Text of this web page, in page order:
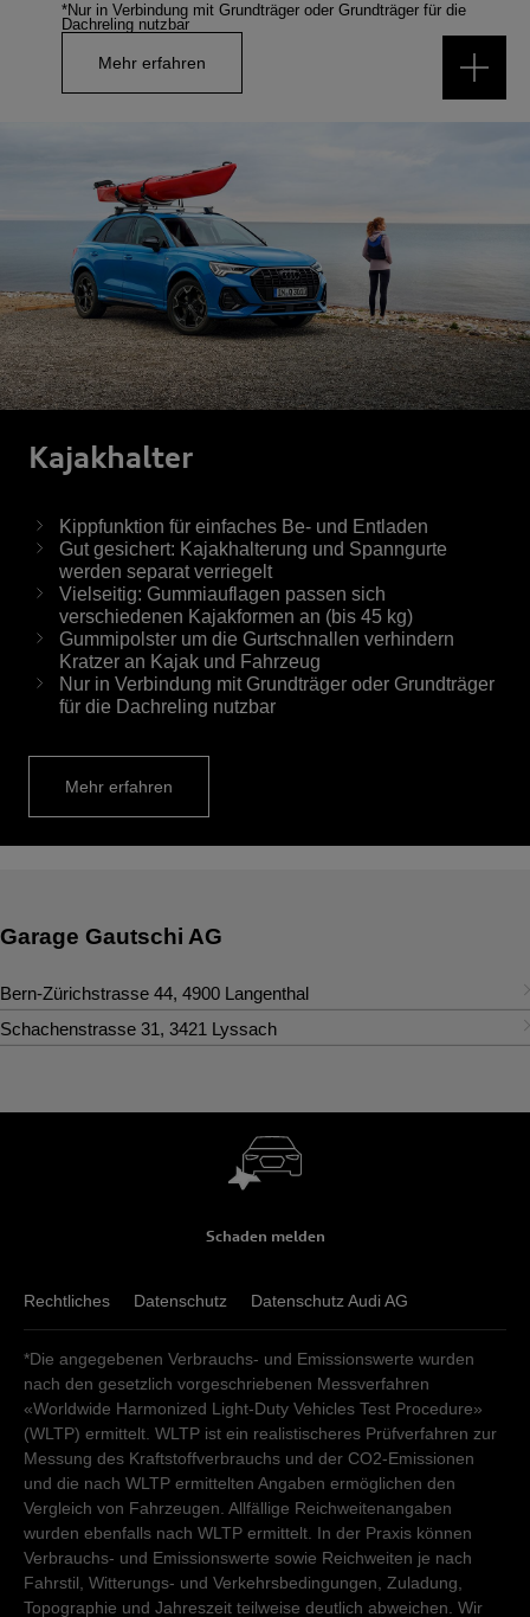
*Nur in Verbindung mit Grundträger oder Grundträger für die
Dachreling nutzbar
Mehr erfahren
Kajak­halter
Kippfunktion für einfaches Be- und Entladen
Gut gesichert: Kajakhalterung und Spanngurte
werden separat verriegelt
Vielseitig: Gummiauflagen passen sich
verschiedenen Kajakformen an (bis 45 kg)
Gummipolster um die Gurtschnallen verhindern
Kratzer an Kajak und Fahrzeug
Nur in Verbindung mit Grundträger oder Grundträger
für die Dachreling nutzbar
Mehr erfahren
Garage Gautschi AG
Bern-Zürichstrasse 44, 4900 Langenthal
Kontakt
audi@gautschi.ch
Samstag
08:00
12:00
Kundendienst
Montag - Freitag 07:30 - 12:00 13:30-17:30
Samstag
00:00
24:00
Sonntag
geschlossen
Schachenstrasse 31, 3421 Lyssach
Montag - Freitag 07:30-12:00 13:30-17:30
Samstag
08:00-12:00
Sonntag
geschlossen
Kundendienst
Montag - Freitag 07:30-12:00 13:30- 17:30
Samstag
00:00 - 24:00
Sonntag
geschlossen
Schaden melden
Rechtliches Datenschutz Datenschutz Audi AG
*Die angegebenen Verbrauchs- und Emissionswerte wurden
nach den gesetzlich vorgeschriebenen Messverfahren
«Worldwide Harmonized Light-Duty Vehicles Test Procedure»
(WLTP) ermittelt. WLTP ist ein realistischeres Prüfverfahren zur
Messung des Kraftstoffverbrauchs und der CO2-Emissionen
und die nach WLTP ermittelten Angaben ermöglichen den
Vergleich von Fahrzeugen. Allfällige Reichweitenangaben
wurden ebenfalls nach WLTP ermittelt. In der Praxis können
Verbrauchs- und Emissionswerte sowie Reichweiten je nach
Fahrstil, Witterungs- und Verkehrsbedingungen, Zuladung,
Topographie und Jahreszeit teilweise deutlich abweichen. Wir